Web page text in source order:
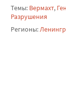
Темы: Вермахт,
Разрушения
Регионы: